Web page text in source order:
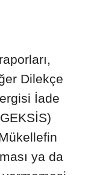
Dilekçe
İade
ya da